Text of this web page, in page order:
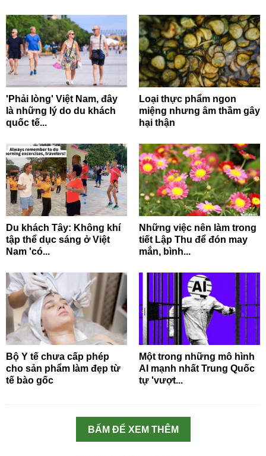
'Phải lòng' Việt Nam, đây
là những lý do du khách
quốc tế...
Loại thực phẩm ngon
miệng nhưng âm thầm gây
hại thận
Du khách Tây: Không khí
tập thể dục sáng ở Việt
Nam 'có...
Những việc nên làm trong
tiết Lập Thu để đón may
mắn, bình...
Bộ Y tế chưa cấp phép
cho sản phẩm làm đẹp từ
tế bào gốc
Một trong những mô hình
AI mạnh nhất Trung Quốc
tự 'vượt...
BẤM ĐỂ XEM THÊM